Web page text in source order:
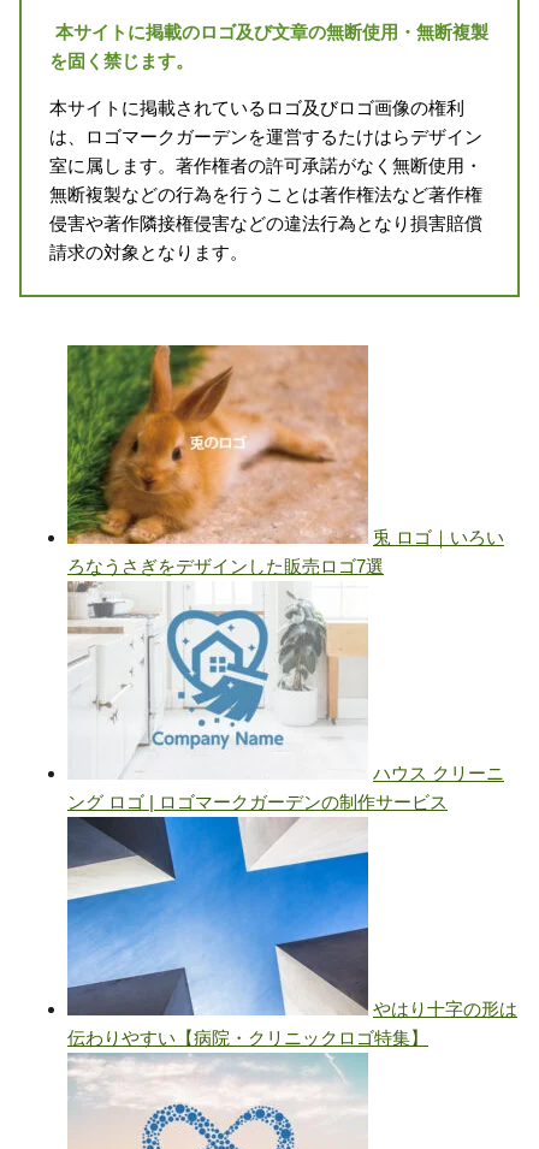
本サイトに掲載のロゴ及び文章の無断使用・無断複製
を固く禁じます。
本サイトに掲載されているロゴ及びロゴ画像の権利
は、ロゴマークガーデンを運営するたけはらデザイン
室に属します。著作権者の許可承諾がなく無断使用・
無断複製などの行為を行うことは著作権法など著作権
侵害や著作隣接権侵害などの違法行為となり損害賠償
請求の対象となります。